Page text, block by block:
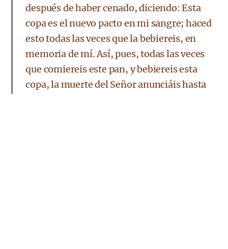
después de haber cenado, diciendo: Esta
copa es el nuevo pacto en mi sangre; haced
esto todas las veces que la bebiereis, en
memoria de mí. Así, pues, todas las veces
que comiereis este pan, y bebiereis esta
copa, la muerte del Señor anunciáis hasta